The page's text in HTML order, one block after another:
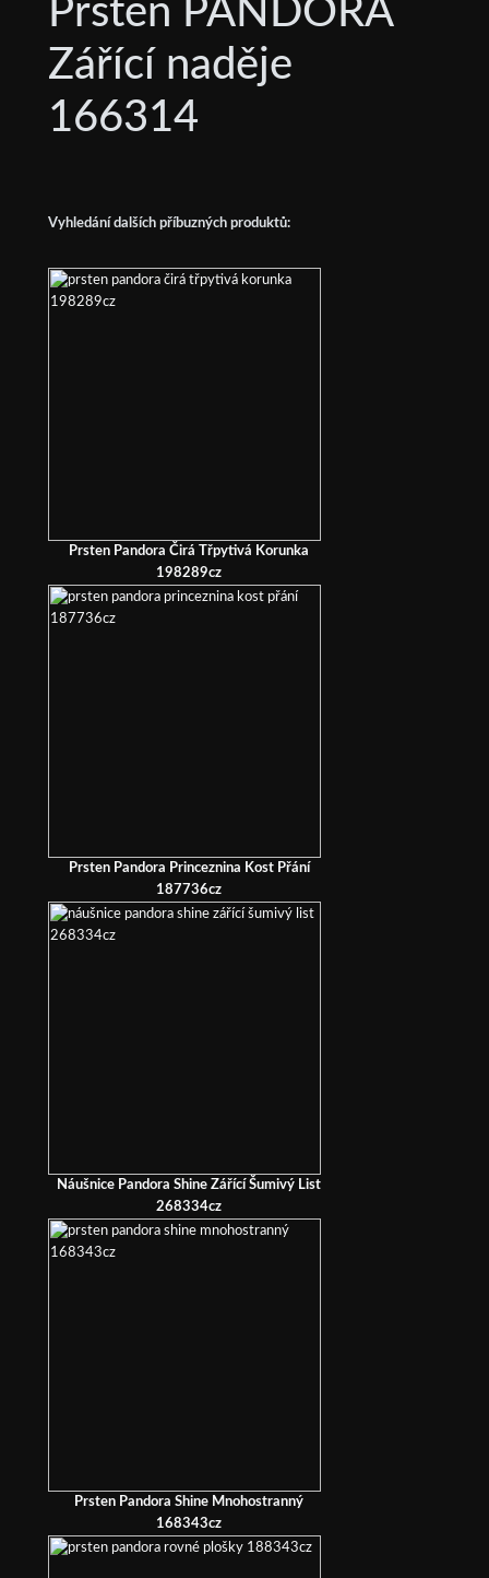
Prsten PANDORA
Zářící naděje
166314
Vyhledání dalších příbuzných produktů:
Prsten Pandora Čirá Třpytivá Korunka
198289cz
Prsten Pandora Princeznina Kost Přání
187736cz
Náušnice Pandora Shine Zářící Šumivý List
268334cz
Prsten Pandora Shine Mnohostranný
168343cz